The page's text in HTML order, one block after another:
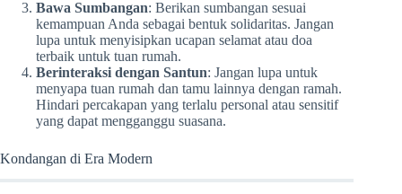
Bawa Sumbangan: Berikan sumbangan sesuai
kemampuan Anda sebagai bentuk solidaritas. Jangan
lupa untuk menyisipkan ucapan selamat atau doa
terbaik untuk tuan rumah.
Berinteraksi dengan Santun: Jangan lupa untuk
menyapa tuan rumah dan tamu lainnya dengan ramah.
Hindari percakapan yang terlalu personal atau sensitif
yang dapat mengganggu suasana.
Kondangan di Era Modern